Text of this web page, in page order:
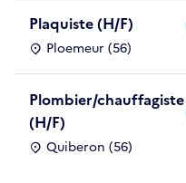
Plaquiste (H/F)
Ploemeur (56)
Plombier/chauffagiste
(H/F)
Quiberon (56)